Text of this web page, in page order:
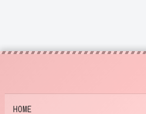
HOME